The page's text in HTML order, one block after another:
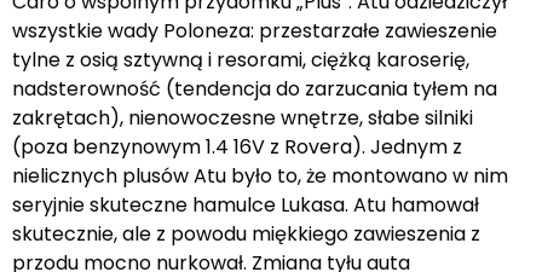
wszystkie wady Poloneza: przestarzałe zawieszenie
tylne z osią sztywną i resorami, ciężką karoserię,
nadsterowność (tendencja do zarzucania tyłem na
zakrętach), nienowoczesne wnętrze, słabe silniki
(poza benzynowym 1.4 16V z Rovera). Jednym z
nielicznych plusów Atu było to, że montowano w nim
seryjnie skuteczne hamulce Lukasa. Atu hamował
skutecznie, ale z powodu miękkiego zawieszenia z
przodu mocno nurkował. Zmiana tyłu auta